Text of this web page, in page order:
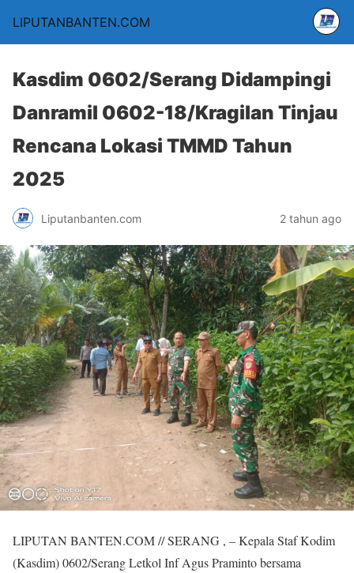
LIPUTANBANTEN.COM
Kasdim 0602/Serang Didampingi
Danramil 0602-18/Kragilan Tinjau
Rencana Lokasi TMMD Tahun
2025
Liputanbanten.com 2 tahun ago
LIPUTAN BANTEN.COM // SERANG , – Kepala Staf Kodim
(Kasdim) 0602/Serang Letkol Inf Agus Praminto bersama